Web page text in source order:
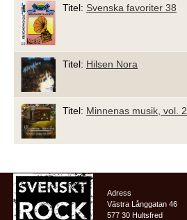
Titel: Svenska favoriter 38
Titel: Hilsen Nora
Titel: Minnenas musik, vol. 2
Adress
Västra Långgatan 46
577 30 Hultsfred